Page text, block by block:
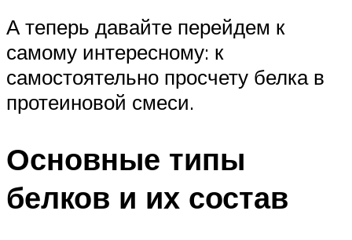
А теперь давайте перейдем к
самому интересному: к
самостоятельно просчету белка в
протеиновой смеси.
Основные типы
белков и их состав